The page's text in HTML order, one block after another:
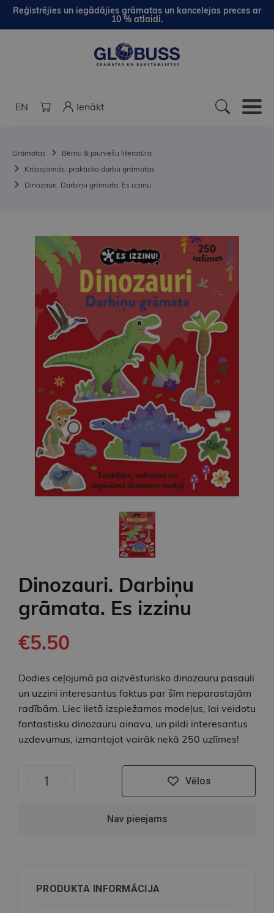
Reģistrējies un iegādājies grāmatas un kancelejas preces ar
10 % atlaidi.
EN Ienākt
Grāmatas
Bērnu & jauniešu literatūra
Krāsojāmās, praktisko darbu grāmatas
Dinozauri. Darbiņu grāmata. Es izzinu
Dinozauri. Darbiņu
grāmata. Es izzinu
€5.50
Dodies ceļojumā pa aizvēsturisko dinozauru pasauli
un uzzini interesantus faktus par šīm neparastajām
radībām. Liec lietā izspiežamos modeļus, lai veidotu
fantastisku dinozauru ainavu, un pildi interesantus
uzdevumus, izmantojot vairāk nekā 250 uzlīmes!
Vēlos
Nav pieejams
PRODUKTA INFORMĀCIJA